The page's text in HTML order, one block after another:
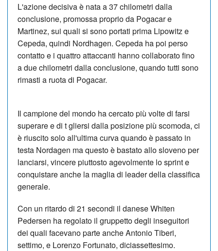
L'azione decisiva è nata a 37 chilometri dalla
conclusione, promossa proprio da Pogacar e
Martinez, sui quali si sono portati prima Lipowitz e
Cepeda, quindi Nordhagen. Cepeda ha poi perso
contatto e i quattro attaccanti hanno collaborato fino
a due chilometri dalla conclusione, quando tutti sono
rimasti a ruota di Pogacar.
Il campione del mondo ha cercato più volte di farsi
superare e di t gliersi dalla posizione più scomoda, ci
è riuscito solo all'ultima curva quando è passato in
testa Nordagen ma questo è bastato allo sloveno per
lanciarsi, vincere piuttosto agevolmente lo sprint e
conquistare anche la maglia di leader della classifica
generale.
Con un ritardo di 21 secondi il danese Whiten
Pedersen ha regolato il gruppetto degli inseguitori
dei quali facevano parte anche Antonio Tiberi,
settimo, e Lorenzo Fortunato, diciassettesimo.